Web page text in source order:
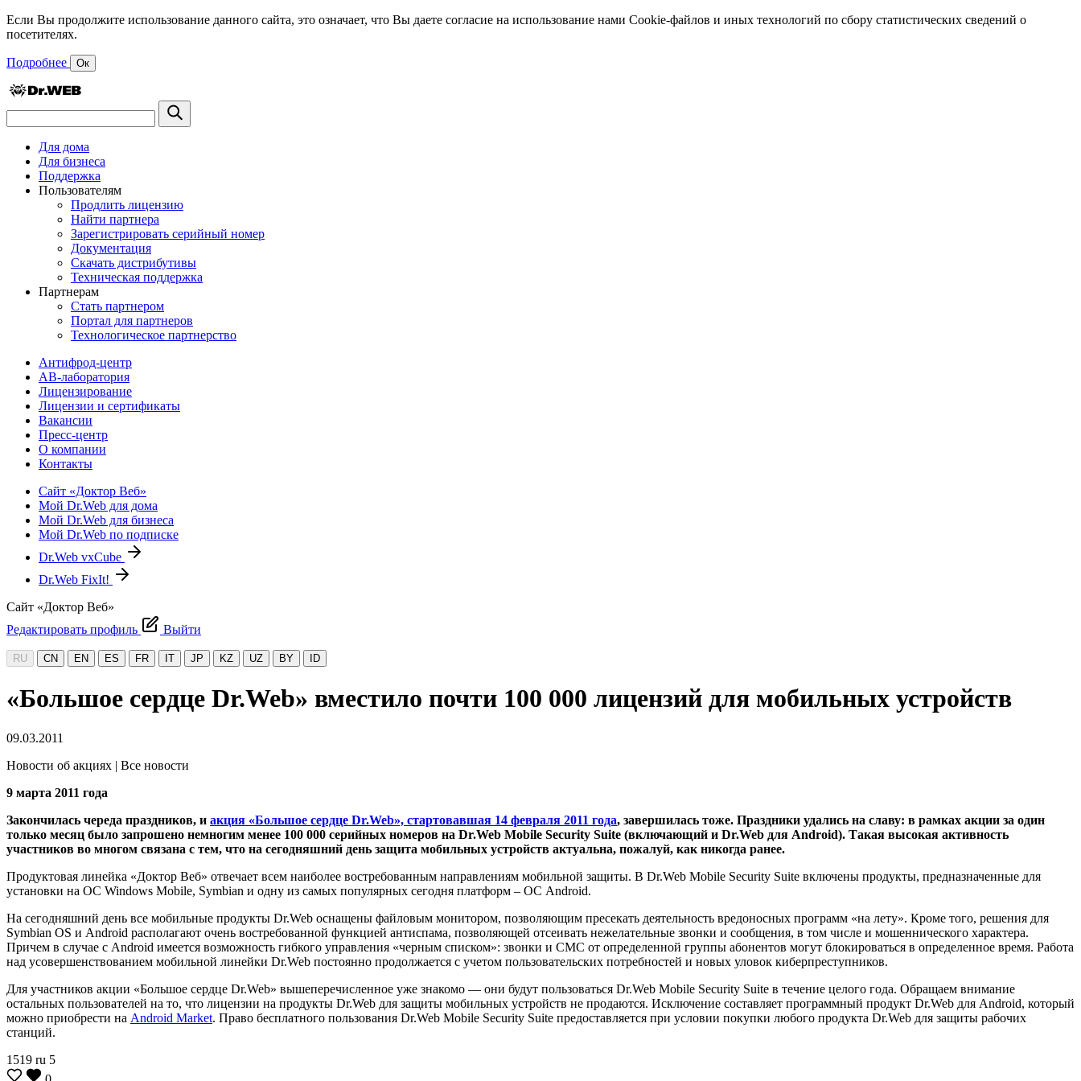
Если Вы продолжите использование данного сайта, это означает, что Вы даете согласие на использование нами Cookie-файлов и иных технологий по сбору статистических сведений о
посетителях.
Подробнее Ок
Для дома
Для бизнеса
Поддержка
Пользователям
Продлить лицензию
Найти партнера
Зарегистрировать серийный номер
Документация
Скачать дистрибутивы
Техническая поддержка
Партнерам
Стать партнером
Портал для партнеров
Технологическое партнерство
Антифрод-центр
АВ-лаборатория
Лицензирование
Лицензии и сертификаты
Вакансии
Пресс-центр
О компании
Контакты
Сайт «Доктор Веб»
Мой Dr.Web для дома
Мой Dr.Web для бизнеса
Мой Dr.Web по подписке
Dr.Web vxCube
Dr.Web FixIt!
Сайт «Доктор Веб»
Редактировать профиль
Выйти
RU CN EN ES FR IT JP KZ UZ BY ID
«Большое сердце Dr.Web» вместило почти 100 000 лицензий для мобильных устройств
09.03.2011
Новости об акциях | Все новости
9 марта 2011 года
Закончилась череда праздников, и акция «Большое сердце Dr.Web», стартовавшая 14 февраля 2011 года, завершилась тоже. Праздники удались на славу: в рамках акции за один
только месяц было запрошено немногим менее 100 000 серийных номеров на Dr.Web Mobile Security Suite (включающий и Dr.Web для Android). Такая высокая активность
участников во многом связана с тем, что на сегодняшний день защита мобильных устройств актуальна, пожалуй, как никогда ранее.
Продуктовая линейка «Доктор Веб» отвечает всем наиболее востребованным направлениям мобильной защиты. В Dr.Web Mobile Security Suite включены продукты, предназначенные для
установки на ОС Windows Mobile, Symbian и одну из самых популярных сегодня платформ – ОС Android.
На сегодняшний день все мобильные продукты Dr.Web оснащены файловым монитором, позволяющим пресекать деятельность вредоносных программ «на лету». Кроме того, решения для
Symbian OS и Android располагают очень востребованной функцией антиспама, позволяющей отсеивать нежелательные звонки и сообщения, в том числе и мошеннического характера.
Причем в случае с Android имеется возможность гибкого управления «черным списком»: звонки и СМС от определенной группы абонентов могут блокироваться в определенное время. Работа
над усовершенствованием мобильной линейки Dr.Web постоянно продолжается с учетом пользовательских потребностей и новых уловок киберпреступников.
Для участников акции «Большое сердце Dr.Web» вышеперечисленное уже знакомо — они будут пользоваться Dr.Web Mobile Security Suite в течение целого года. Обращаем внимание
остальных пользователей на то, что лицензии на продукты Dr.Web для защиты мобильных устройств не продаются. Исключение составляет программный продукт Dr.Web для Android, который
можно приобрести на Android Market. Право бесплатного пользования Dr.Web Mobile Security Suite предоставляется при условии покупки любого продукта Dr.Web для защиты рабочих
станций.
1519 ru 5